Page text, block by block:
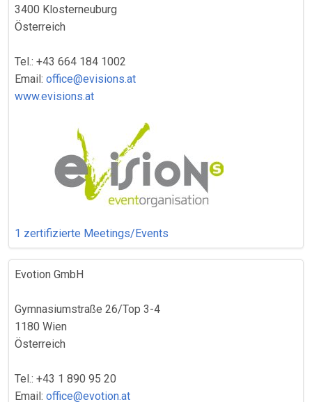
3400 Klosterneuburg
Österreich
Tel.: +43 664 184 1002
Email: office@evisions.at
www.evisions.at
1 zertifizierte Meetings/Events
Evotion GmbH
Gymnasiumstraße 26/Top 3-4
1180 Wien
Österreich
Tel.: +43 1 890 95 20
Email: office@evotion.at